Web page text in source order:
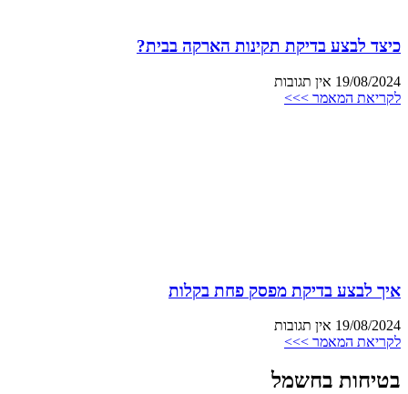
כיצד לבצע בדיקת תקינות הארקה בבית?
19/08/2024 אין תגובות
לקריאת המאמר >>>
איך לבצע בדיקת מפסק פחת בקלות
19/08/2024 אין תגובות
לקריאת המאמר >>>
בטיחות בחשמל